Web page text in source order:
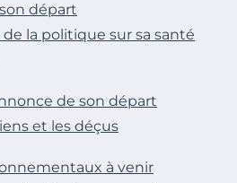
départ
de la politique sur sa santé
de son départ
et les déçus
à venir